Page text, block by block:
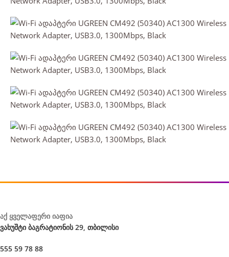
აქ ყველაფერი იაფია
ვახუშტი ბაგრატიონის 29, თბილისი
555 59 78 88